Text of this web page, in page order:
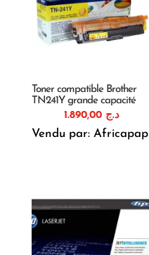
Toner compatible Brother
TN241Y grande capacité
د.ج
Vendu par: Africapap